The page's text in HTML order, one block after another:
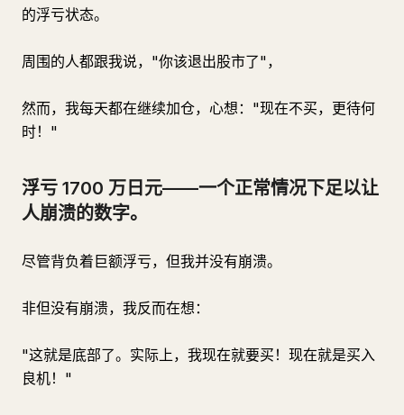
的浮亏状态。
周围的人都跟我说，"你该退出股市了"，
然而，我每天都在继续加仓，心想："现在不买，更待何
时！"
浮亏 1700 万日元——一个正常情况下足以让
人崩溃的数字。
尽管背负着巨额浮亏，但我并没有崩溃。
非但没有崩溃，我反而在想：
"这就是底部了。实际上，我现在就要买！现在就是买入
良机！"